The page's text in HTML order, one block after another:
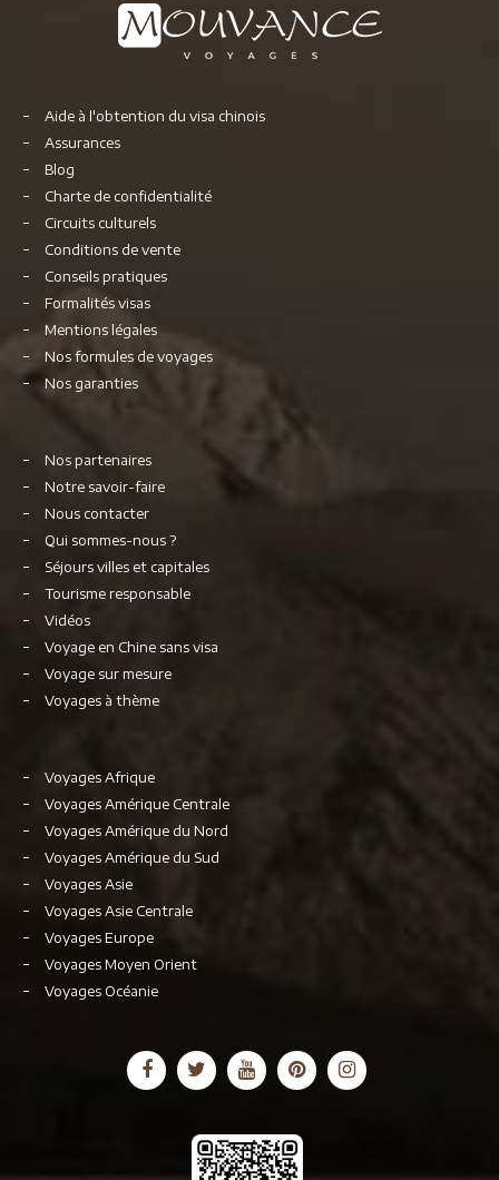
Aide à l'obtention du visa chinois
Assurances
Blog
Charte de confidentialité
Circuits culturels
Conditions de vente
Conseils pratiques
Formalités visas
Mentions légales
Nos formules de voyages
Nos garanties
Nos partenaires
Notre savoir-faire
Nous contacter
Qui sommes-nous ?
Séjours villes et capitales
Tourisme responsable
Vidéos
Voyage en Chine sans visa
Voyage sur mesure
Voyages à thème
Voyages Afrique
Voyages Amérique Centrale
Voyages Amérique du Nord
Voyages Amérique du Sud
Voyages Asie
Voyages Asie Centrale
Voyages Europe
Voyages Moyen Orient
Voyages Océanie